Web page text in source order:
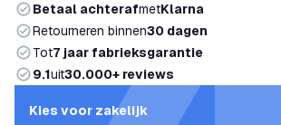
Betaal achterafmetKlarna
Retourneren binnen30 dagen
Tot7 jaar fabrieksgarantie
9.1uit30.000+ reviews
Kies voor zakelijk